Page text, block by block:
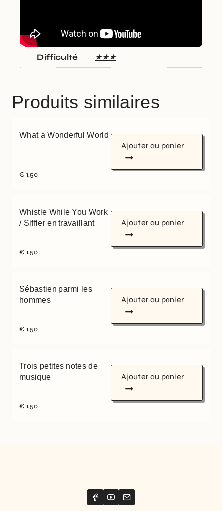
Difficulté ★★★
Produits similaires
What a Wonderful World
€ 1,50
Ajouter au panier
Whistle While You Work
/ Siffler en travaillant
€ 1,50
Ajouter au panier
Sébastien parmi les
hommes
€ 1,50
Ajouter au panier
Trois petites notes de
musique
€ 1,50
Ajouter au panier